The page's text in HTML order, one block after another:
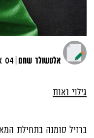
אלטשולר שחם|04 אפריל, 2016
גילוי נאות
ברזיל סומנה בתחילת